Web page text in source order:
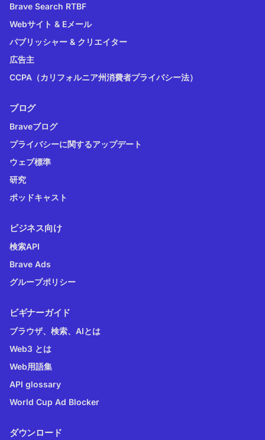
Brave Search RTBF
Webサイト & Eメール
パブリッシャー & クリエイター
広告主
CCPA（カリフォルニア州消費者プライバシー法）
ブログ
Braveブログ
プライバシーに関するアップデート
ウェブ標準
研究
ポッドキャスト
ビジネス向け
検索API
Brave Ads
グループポリシー
ビギナーガイド
ブラウザ、検索、AIとは
Web3 とは
Web用語集
API glossary
World Cup Ad Blocker
ダウンロード